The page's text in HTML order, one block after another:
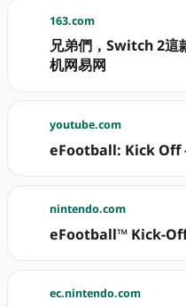
163.com
兄弟們，Switch 2這
机网易网
youtube.com
eFootball: Kick Off
nintendo.com
eFootball™ Kick-
ec.nintendo.com